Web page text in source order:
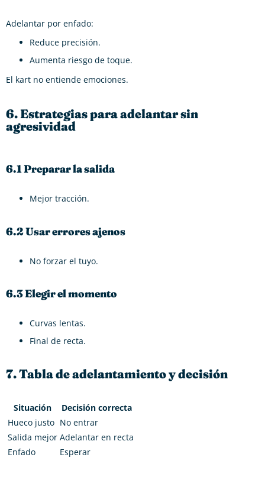
Adelantar por enfado:
Reduce precisión.
Aumenta riesgo de toque.
El kart no entiende emociones.
6. Estrategias para adelantar sin
agresividad
6.1 Preparar la salida
Mejor tracción.
6.2 Usar errores ajenos
No forzar el tuyo.
6.3 Elegir el momento
Curvas lentas.
Final de recta.
7. Tabla de adelantamiento y decisión
Situación
Decisión correcta
Hueco justo No entrar
Salida mejor Adelantar en recta
Enfado
Esperar